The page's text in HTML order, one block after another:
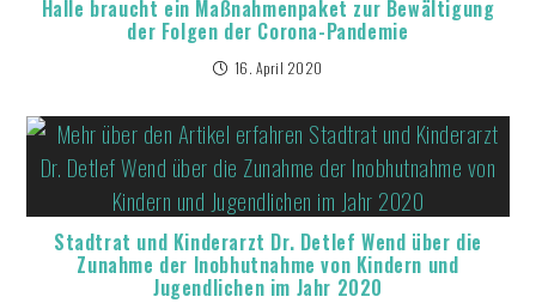
Halle braucht ein Maßnahmenpaket zur Bewältigung
der Folgen der Corona-Pandemie
16. April 2020
Stadtrat und Kinderarzt Dr. Detlef Wend über die
Zunahme der Inobhutnahme von Kindern und
Jugendlichen im Jahr 2020